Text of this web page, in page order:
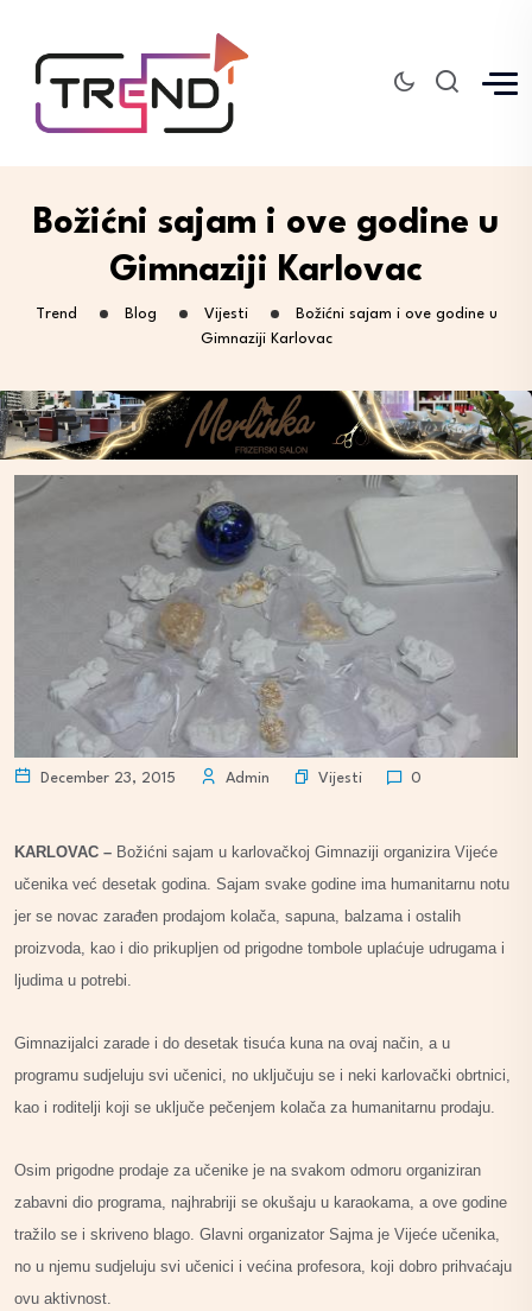
Božićni sajam i ove godine u
Gimnaziji Karlovac
Trend Blog Vijesti
Božićni sajam i ove godine u
Gimnaziji Karlovac
December 23, 2015 Admin Vijesti 0
KARLOVAC – Božićni sajam u karlovačkoj Gimnaziji organizira Vijeće
učenika već desetak godina. Sajam svake godine ima humanitarnu notu
jer se novac zarađen prodajom kolača, sapuna, balzama i ostalih
proizvoda, kao i dio prikupljen od prigodne tombole uplaćuje udrugama i
ljudima u potrebi.
Gimnazijalci zarade i do desetak tisuća kuna na ovaj način, a u
programu sudjeluju svi učenici, no uključuju se i neki karlovački obrtnici,
kao i roditelji koji se uključe pečenjem kolača za humanitarnu prodaju.
Osim prigodne prodaje za učenike je na svakom odmoru organiziran
zabavni dio programa, najhrabriji se okušaju u karaokama, a ove godine
tražilo se i skriveno blago. Glavni organizator Sajma je Vijeće učenika,
no u njemu sudjeluju svi učenici i većina profesora, koji dobro prihvaćaju
ovu aktivnost.